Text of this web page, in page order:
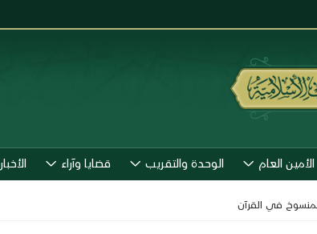
الأمين العام الوحدة والتقريب قضايا وآراء الأخبار
في القرآن